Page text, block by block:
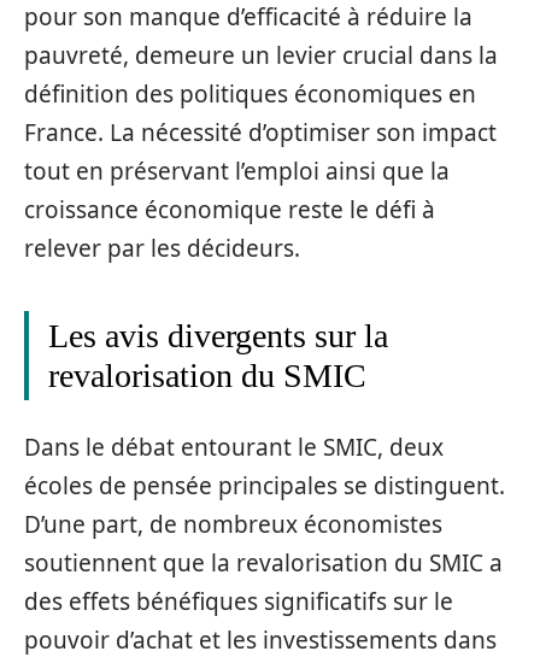
pour son manque d’efficacité à réduire la
pauvreté, demeure un levier crucial dans la
définition des politiques économiques en
France. La nécessité d’optimiser son impact
tout en préservant l’emploi ainsi que la
croissance économique reste le défi à
relever par les décideurs.
Les avis divergents sur la
revalorisation du SMIC
Dans le débat entourant le SMIC, deux
écoles de pensée principales se distinguent.
D’une part, de nombreux économistes
soutiennent que la revalorisation du SMIC a
des effets bénéfiques significatifs sur le
pouvoir d’achat et les investissements dans